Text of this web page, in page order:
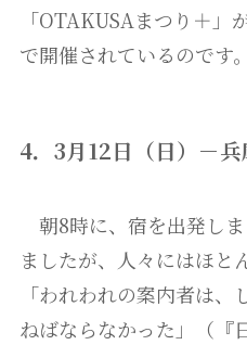
「OTAKUSAまつり＋」
で開催されているのです。
4．3月12日（日）－
朝8時に、宿を出発し
ましたが、人々にはほと
「われわれの案内者は
ねばならなかった」（『